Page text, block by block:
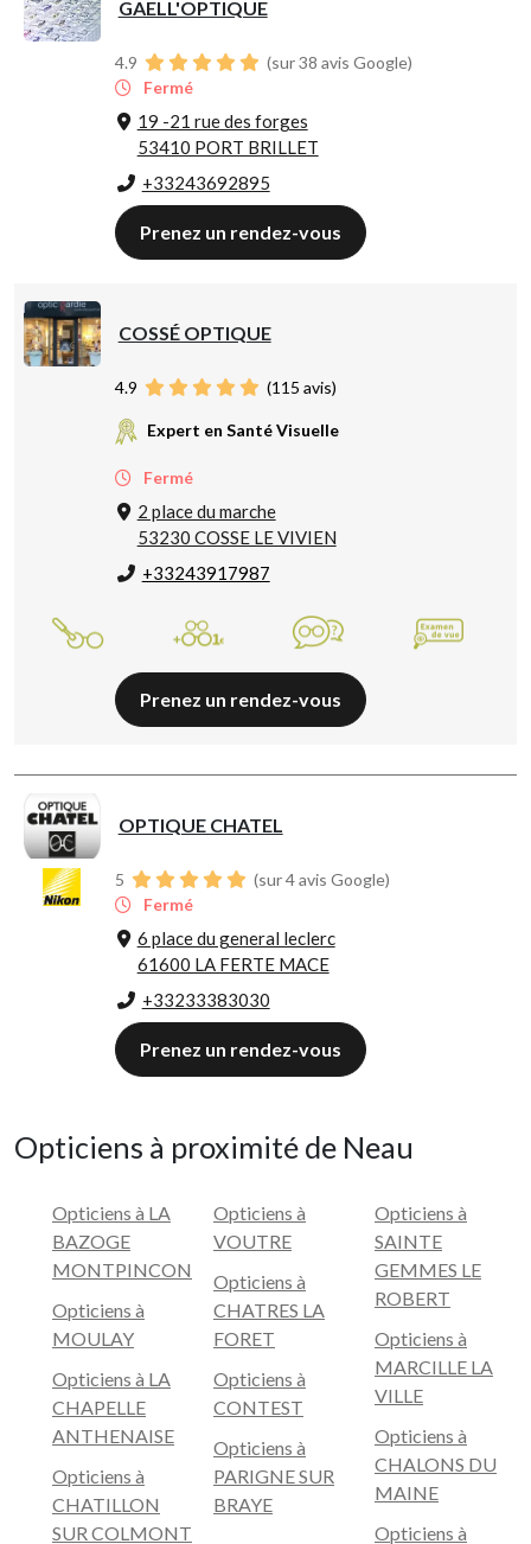
GAELL'OPTIQUE
4.9
(sur 38 avis Google)
Fermé
19 -21 rue des forges
53410 PORT BRILLET
+33243692895
Prenez un rendez-vous
COSSÉ OPTIQUE
4.9 (115 avis)
Expert en Santé Visuelle
Fermé
2 place du marche
53230 COSSE LE VIVIEN
+33243917987
Prenez un rendez-vous
OPTIQUE CHATEL
5
(sur 4 avis Google)
Fermé
6 place du general leclerc
61600 LA FERTE MACE
+33233383030
Prenez un rendez-vous
Opticiens à proximité de Neau
Opticiens à LA
BAZOGE
MONTPINCON
Opticiens à
MOULAY
Opticiens à LA
CHAPELLE
ANTHENAISE
Opticiens à
CHATILLON
SUR COLMONT
Opticiens à
VOUTRE
Opticiens à
CHATRES LA
FORET
Opticiens à
CONTEST
Opticiens à
PARIGNE SUR
BRAYE
Opticiens à
SAINTE
GEMMES LE
ROBERT
Opticiens à
MARCILLE LA
VILLE
Opticiens à
CHALONS DU
MAINE
Opticiens à